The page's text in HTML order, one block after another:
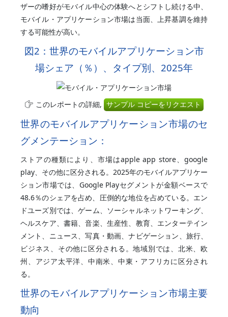
ザーの嗜好がモバイル中心の体験へとシフトし続ける中、
モバイル・アプリケーション市場は当面、上昇基調を維持
する可能性が高い。
図2：世界のモバイルアプリケーション市
場シェア（％）、タイプ別、2025年
このレポートの詳細, サンプル コピーをリクエスト
世界のモバイルアプリケーション市場のセ
グメンテーション：
ストアの種類により、市場はapple app store、google
play、その他に区分される。2025年のモバイルアプリケー
ション市場では、Google Playセグメントが金額ベースで
48.6％のシェアを占め、圧倒的な地位を占めている。エン
ドユーズ別では、ゲーム、ソーシャルネットワーキング、
ヘルスケア、書籍、音楽、生産性、教育、エンターテイン
メント、ニュース、写真・動画、ナビゲーション、旅行、
ビジネス、その他に区分される。地域別では、北米、欧
州、アジア太平洋、中南米、中東・アフリカに区分され
る。
世界のモバイルアプリケーション市場主要
動向